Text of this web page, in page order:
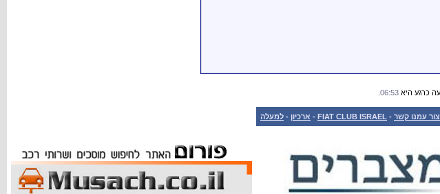
06:53
צור עמנו קשר -
FIAT CLUB ISRAEL
- ארכיון - למעלה